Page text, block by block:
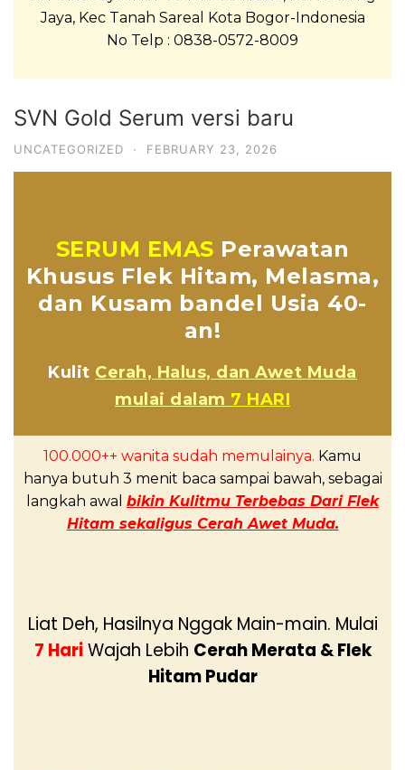
Jaya, Kec Tanah Sareal Kota Bogor-Indonesia
No Telp : 0838-0572-8009
SVN Gold Serum versi baru
UNCATEGORIZED · FEBRUARY 23, 2026
SERUM EMAS Perawatan
Khusus Flek Hitam, Melasma,
dan Kusam bandel Usia 40-
an!
Kulit Cerah, Halus, dan Awet Muda
mulai dalam 7 HARI
100.000++ wanita sudah memulainya. Kamu
hanya butuh 3 menit baca sampai bawah, sebagai
langkah awal bikin Kulitmu Terbebas Dari Flek
Hitam sekaligus Cerah Awet Muda.
Liat Deh, Hasilnya Nggak Main-main. Mulai
7 HariWajah Lebih Cerah Merata & Flek
Hitam Pudar